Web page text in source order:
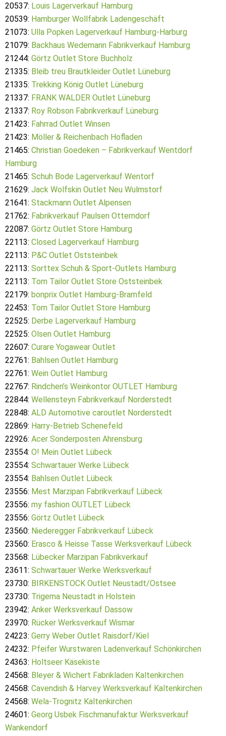
20537: Louis Lagerverkauf Hamburg
20539: Hamburger Wollfabrik Ladengeschäft
21073: Ulla Popken Lagerverkauf Hamburg-Harburg
21079: Backhaus Wedemann Fabrikverkauf Hamburg
21244: Görtz Outlet Store Buchholz
21335: Bleib treu Brautkleider Outlet Lüneburg
21335: Trekking König Outlet Lüneburg
21337: FRANK WALDER Outlet Lüneburg
21337: Roy Robson Fabrikverkauf Lüneburg
21423: Fahrrad Outlet Winsen
21423: Möller & Reichenbach Hofladen
21465: Christian Goedeken – Fabrikverkauf Wentdorf
Hamburg
21465: Schuh Bode Lagerverkauf Wentorf
21629: Jack Wolfskin Outlet Neu Wulmstorf
21641: Stackmann Outlet Alpensen
21762: Fabrikverkauf Paulsen Otterndorf
22087: Görtz Outlet Store Hamburg
22113: Closed Lagerverkauf Hamburg
22113: P&C Outlet Oststeinbek
22113: Sorttex Schuh & Sport-Outlets Hamburg
22113: Tom Tailor Outlet Store Oststeinbek
22179: bonprix Outlet Hamburg-Bramfeld
22453: Tom Tailor Outlet Store Hamburg
22525: Derbe Lagerverkauf Hamburg
22525: Olsen Outlet Hamburg
22607: Curare Yogawear Outlet
22761: Bahlsen Outlet Hamburg
22761: Wein Outlet Hamburg
22767: Rindchen’s Weinkontor OUTLET Hamburg
22844: Wellensteyn Fabrikverkauf Norderstedt
22848: ALD Automotive caroutlet Norderstedt
22869: Harry-Betrieb Schenefeld
22926: Acer Sonderposten Ahrensburg
23554: O! Mein Outlet Lübeck
23554: Schwartauer Werke Lübeck
23554: Bahlsen Outlet Lübeck
23556: Mest Marzipan Fabrikverkauf Lübeck
23556: my fashion OUTLET Lübeck
23556: Görtz Outlet Lübeck
23560: Niederegger Fabrikverkauf Lübeck
23560: Erasco & Heisse Tasse Werksverkauf Lübeck
23568: Lübecker Marzipan Fabrikverkauf
23611: Schwartauer Werke Werksverkauf
23730: BIRKENSTOCK Outlet Neustadt/Ostsee
23730: Trigema Neustadt in Holstein
23942: Anker Werksverkauf Dassow
23970: Rücker Werksverkauf Wismar
24223: Gerry Weber Outlet Raisdorf/Kiel
24232: Pfeifer Wurstwaren Ladenverkauf Schönkirchen
24363: Holtseer Käsekiste
24568: Bleyer & Wichert Fabrikladen Kaltenkirchen
24568: Cavendish & Harvey Werksverkauf Kaltenkirchen
24568: Wela-Trognitz Kaltenkirchen
24601: Georg Usbek Fischmanufaktur Werksverkauf
Wankendorf